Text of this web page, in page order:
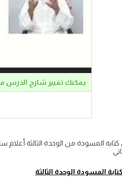
يمكنك تغيير شارح الدرس
المسودة الوحدة الثالثة